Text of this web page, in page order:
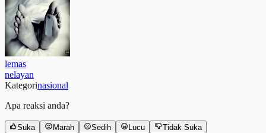
lemas
nelayan
Kategorinasional
Apa reaksi anda?
Suka Marah Sedih Lucu Tidak Suka